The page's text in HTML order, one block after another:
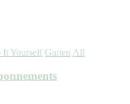
It Yourself Garten All